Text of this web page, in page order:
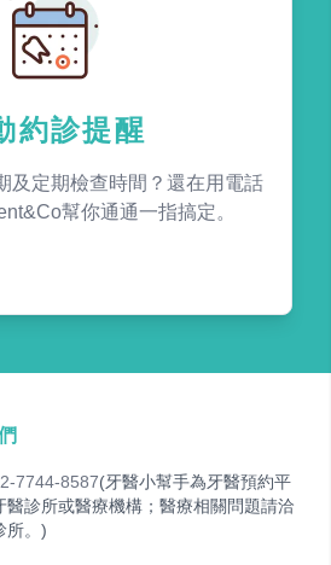
約診提醒
及定期檢查時間？還在用電話
幫你通通一指搞定。
7744-8587(牙醫小幫手為牙醫預約平
醫診所或醫療機構；醫療相關問題請洽
所。)